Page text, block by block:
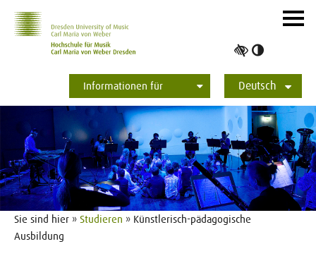
Informationen für
Studierende
Bewerber*innen
International
Presse
Alumni
Deutsch
English
ein-/
Sie sind hier » Studieren » Künstlerisch-pädagogische
Ausbildung